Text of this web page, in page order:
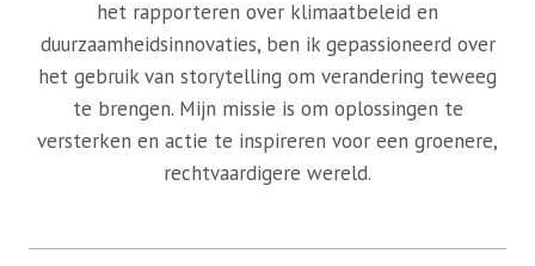
het rapporteren over klimaatbeleid en
duurzaamheidsinnovaties, ben ik gepassioneerd over
het gebruik van storytelling om verandering teweeg
te brengen. Mijn missie is om oplossingen te
versterken en actie te inspireren voor een groenere,
rechtvaardigere wereld.